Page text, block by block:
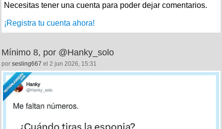
Necesitas tener una cuenta para poder dejar comentarios.
¡Registra tu cuenta ahora!
Mínimo 8, por @Hanky_solo
por sesling667 el 2 jun 2026, 15:31